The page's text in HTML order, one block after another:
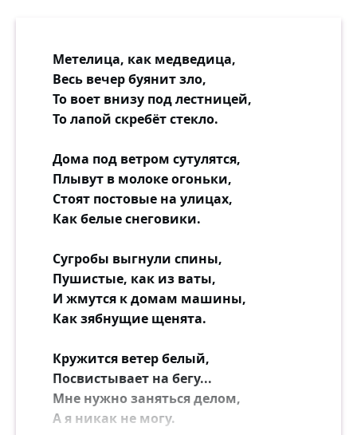
Метелица, как медведица,
Весь вечер буянит зло,
То воет внизу под лестницей,
То лапой скребёт стекло.
Дома под ветром сутулятся,
Плывут в молоке огоньки,
Стоят постовые на улицах,
Как белые снеговики.
Сугробы выгнули спины,
Пушистые, как из ваты,
И жмутся к домам машины,
Как зябнущие щенята.
Кружится ветер белый,
Посвистывает на бегу...
Мне нужно заняться делом,
А я никак не могу.